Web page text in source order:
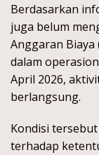
Berdasarkan
juga belum
Anggaran Biaya
dalam
April 2026,
berlangsung.
Kondisi
terhadap